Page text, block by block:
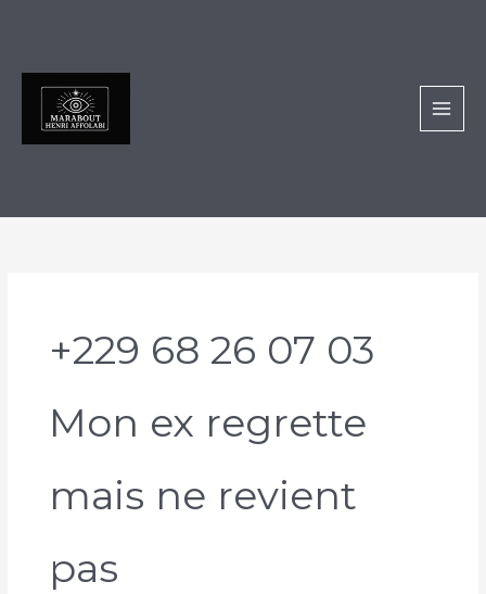
+229 68 26 07 03
Mon ex regrette
mais ne revient
pas